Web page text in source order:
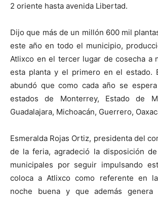
2 oriente hasta avenida Libertad.
Dijo que más de un millón 600 mil
este año en todo el municipio,
Atlixco en el tercer lugar de cosecha a
esta planta y el primero en el estado.
abundó que como cada año se
estados de Monterrey, Estado de
Guadalajara, Michoacán, Guerrero,
Esmeralda Rojas Ortiz, presidenta del
de la feria, agradeció la disposición
municipales por seguir impulsando
coloca a Atlixco como referente en
noche buena y que además genera